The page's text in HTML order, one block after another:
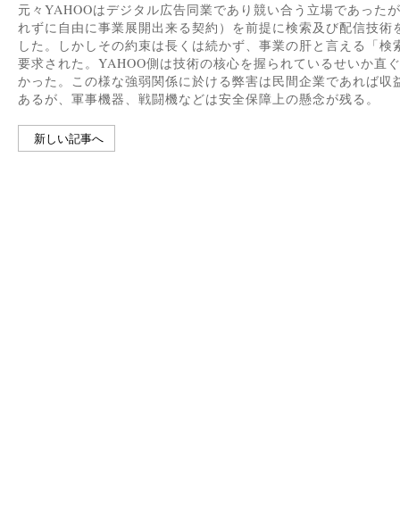
元々YAHOOはデジタル広告同業であり競い合う立場であった
れずに自由に事業展開出来る契約）を前提に検索及び配信技術
した。しかしその約束は長くは続かず、事業の肝と言える「
要求された。YAHOO側は技術の核心を握られているせいか直
かった。この様な強弱関係に於ける弊害は民間企業であれば
あるが、軍事機器、戦闘機などは安全保障上の懸念が残る。
新しい記事へ